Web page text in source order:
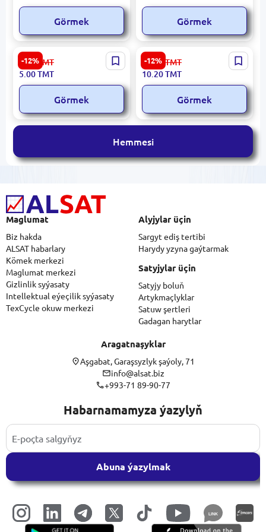
Görmek Görmek
-12%
GORK-442 | Bezegli Diwar
Çyzygy 140x5 sm
5.70TMT
5.00TMT
Görmek
-12%
GORK-409 | Bezegli Karniz
140x6sm Döwrebap Görnüş
11.60 TMT
10.20TMT
Görmek
Hemmesi
Maglumat
Biz hakda
ALSAT habarlary
Kömek merkezi
Maglumat merkezi
Gizlinlik syýasaty
Intellektual eýeçilik syýasaty
TexCycle okuw merkezi
Alyjylar üçin
Sargyt ediş tertibi
Harydy yzyna gaýtarmak
Satyjylar üçin
Satyjy boluň
Artykmaçlyklar
Satuw şertleri
Gadagan harytlar
Aragatnaşyklar
Aşgabat, Garaşsyzlyk şaýoly, 71
info@alsat.biz
+993-71 89-90-77
Habarnamamyza ýazylyň
Abuna ýazylmak
LINK